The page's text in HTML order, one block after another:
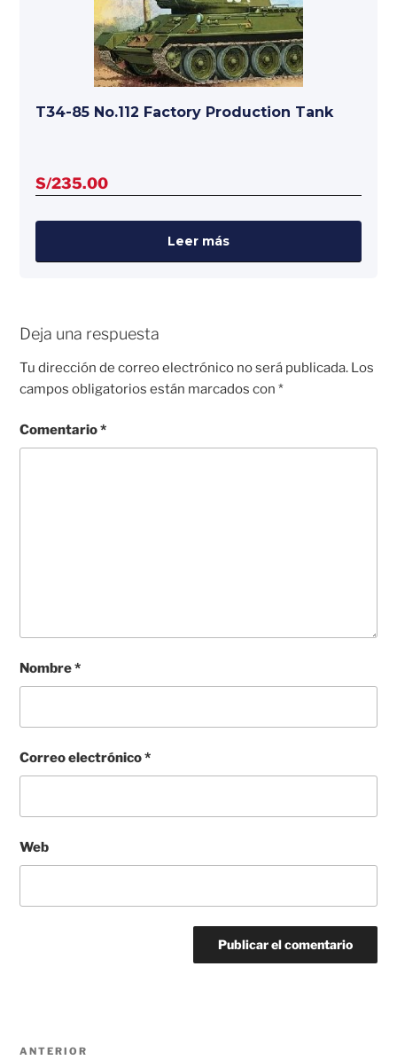
T34-85 No.112 Factory Production Tank
S/235.00
Leer más
Deja una respuesta
Tu dirección de correo electrónico no será publicada. Los
campos obligatorios están marcados con*
Comentario*
Nombre*
Correo electrónico*
Web
Navegación
Entrada
ANTERIOR